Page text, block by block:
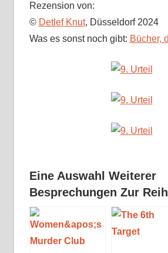
Rezension von:
© Detlef Knut, Düsseldorf 2024
Was es sonst noch gibt: Bücher,
Eine Auswahl Weiterer
Besprechungen Zur